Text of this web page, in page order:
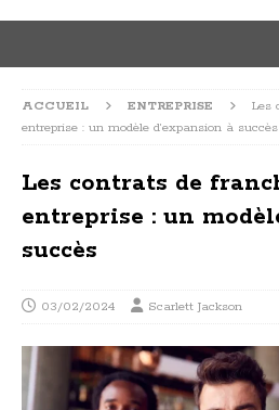
ACCUEIL ENTREPRISE
Les
entreprise : un modèle d’expansion à succès
Les contrats de
entreprise : un
succès
03/02/2024 Scarlett Jackson